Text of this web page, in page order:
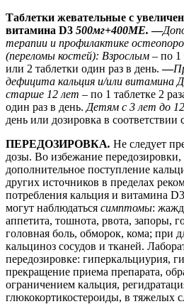
Таблетки жевательные с
витамина D3 500мг+400МЕ. —
терапии и профилактике
(переломы костей): Взрослым – по 1
или 2 таблетки один раз в день.—
дефицита кальция и/или витамина
старше 12 лет – по 1 таблетке 2
один раз в день. Детям с 3 лет до
день или дозировка в соответствии
ПЕРЕДОЗИРОВКА. Не следует
дозы. Во избежание
дополнительное поступление
других источников в пределах
потребления кальция и витамина
могут наблюдаться симптомы:
аппетита, тошнота, рвота, запоры,
головная боль, обморок, кома; при
кальциноз сосудов и тканей.
передозировке: гиперкальциурия,
прекращение приема препарата,
ограничением кальция,
глюкокортикостероиды, в тяжелых